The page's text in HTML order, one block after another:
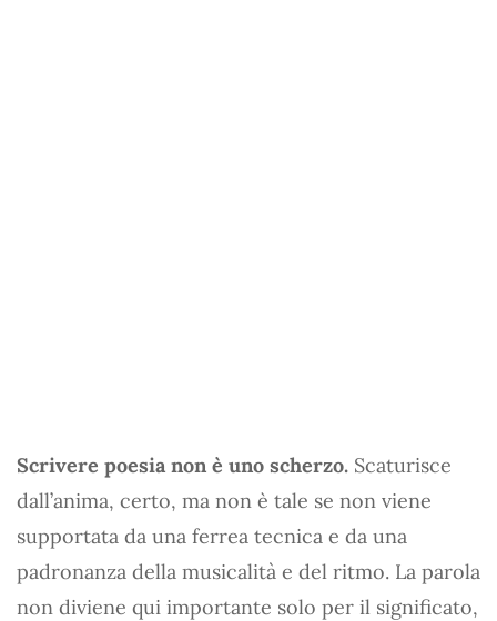
Scrivere poesia non è uno scherzo. Scaturisce
dall’anima, certo, ma non è tale se non viene
supportata da una ferrea tecnica e da una
padronanza della musicalità e del ritmo. La parola
non diviene qui importante solo per il significato,